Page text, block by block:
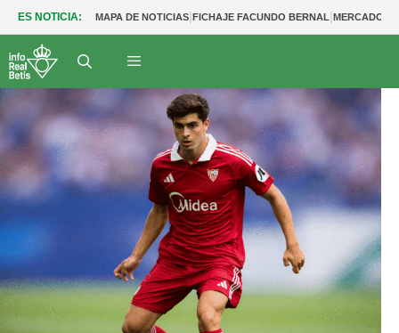
ES NOTICIA: MAPA DE NOTICIAS|FICHAJE FACUNDO BERNAL|MERCADO